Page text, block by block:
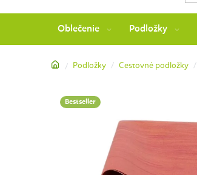
Oblečenie Podložky
DomovPodložky Cestovné podložky
Bestseller